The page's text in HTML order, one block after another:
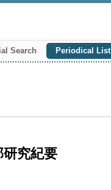
Search Periodical List
究紀要